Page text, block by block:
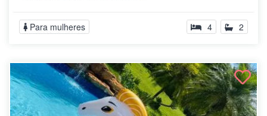
Para mulheres 4 2